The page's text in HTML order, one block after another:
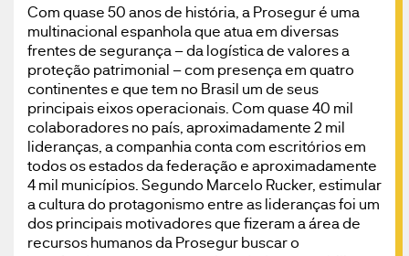
Com quase 50 anos de história, a Prosegur é uma
multinacional espanhola que atua em diversas
frentes de segurança – da logística de valores a
proteção patrimonial – com presença em quatro
continentes e que tem no Brasil um de seus
principais eixos operacionais. Com quase 40 mil
colaboradores no país, aproximadamente 2 mil
lideranças, a companhia conta com escritórios em
todos os estados da federação e aproximadamente
4 mil municípios. Segundo Marcelo Rucker, estimular
a cultura do protagonismo entre as lideranças foi um
dos principais motivadores que fizeram a área de
recursos humanos da Prosegur buscar o